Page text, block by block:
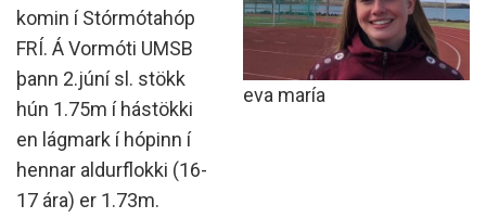
eva maría
komin í Stórmótahóp
FRÍ. Á Vormóti UMSB
þann 2.júní sl. stökk
hún 1.75m í hástökki
en lágmark í hópinn í
hennar aldurflokki (16-
17 ára) er 1.73m.